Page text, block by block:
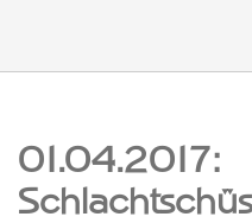
01.04.2017: